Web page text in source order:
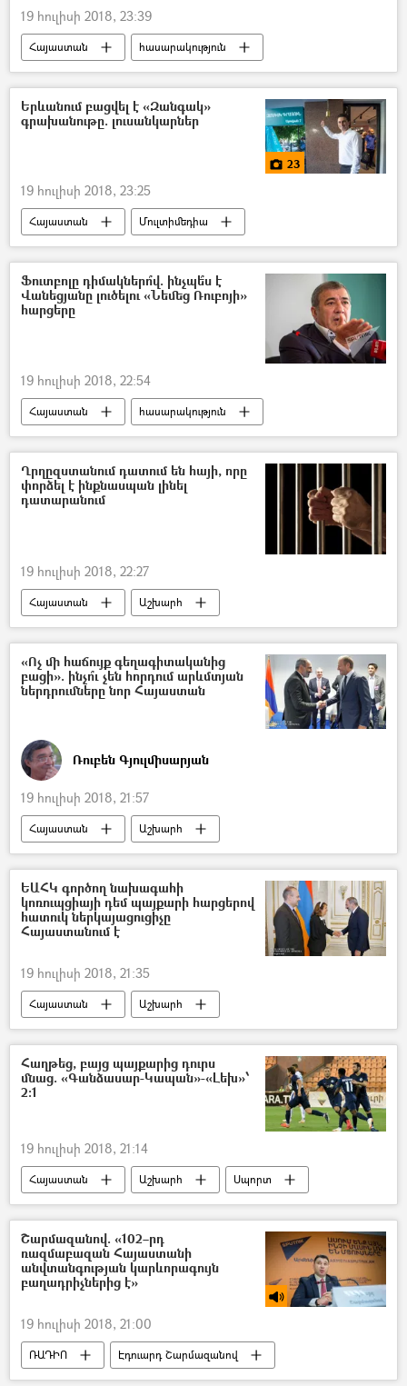
19 հուլիսի 2018, 23:39
Հայաստան
հասարակություն
Քաղաքականություն
մշակույթ
Նիկոլ Փաշինյան
Երևանում բացվել է «Զանգակ»
գրախանութը. լուսանկարներ
23
19 հուլիսի 2018, 23:25
Հայաստան
Մուլտիմեդիա
հասարակություն
Լուսանկարներ
մշակույթ
Տնտեսություն
Նիկոլ Փաշինյան
Ֆուտբոլը դիմակներո՞վ. ինչպե՞ս է
Վանեցյանը լուծելու «Նեմեց Ռուբոյի»
հարցերը
19 հուլիսի 2018, 22:54
Հայաստան
հասարակություն
Սպորտ
Քաղաքականություն
Վերլուծություն
Ռուբեն Հայրապետյան
Արթուր Վանեցյան
Ղրղըզստանում դատում են հայի, որը
փորձել է ինքնասպան լինել
դատարանում
19 հուլիսի 2018, 22:27
Հայաստան
Աշխարհ
հասարակություն
«Ոչ մի հաճույք գեղագիտականից
բացի». ինչո՞ւ չեն հորդում արևմտյան
ներդրումները նոր Հայաստան
Ռուբեն Գյուլմիսարյան
19 հուլիսի 2018, 21:57
Հայաստան
Աշխարհ
հասարակություն
Քաղաքականություն
Հեղինակներ
Ամերիկայի Միացյալ Նահանգներ
Նիկոլ Փաշինյան
ԵԱՀԿ գործող նախագահի
կոռուպցիայի դեմ պայքարի հարցերով
հատուկ ներկայացուցիչը
Հայաստանում է
19 հուլիսի 2018, 21:35
Հայաստան
Աշխարհ
Քաղաքականություն
Նիկոլ Փաշինյան
Եվրախորհուրդ
Հաղթեց, բայց պայքարից դուրս
մնաց. «Գանձասար-Կապան»-«Լեխ»՝
2:1
19 հուլիսի 2018, 21:14
Հայաստան Աշխարհ Սպորտ
Շարմազանով. «102–րդ
ռազմաբազան Հայաստանի
անվտանգության կարևորագույն
բաղադրիչներից է»
19 հուլիսի 2018, 21:00
ՌԱԴԻՈ Էդուարդ Շարմազանով